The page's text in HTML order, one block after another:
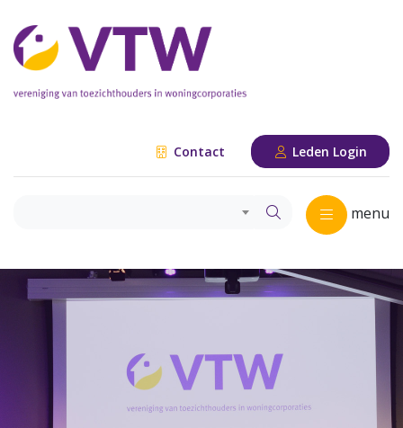
Contact Leden Login
menu